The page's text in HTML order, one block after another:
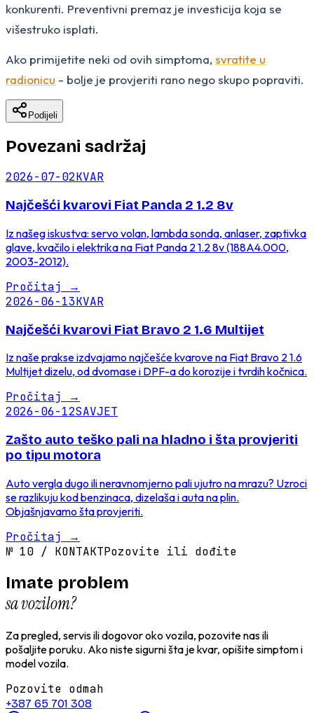
konkurenti. Preventivni premaz je investicija koja se
višestruko isplati.
Ako primijetite neki od ovih simptoma, svratite u
radionicu - bolje je provjeriti rano nego skupo popraviti.
Podijeli
Povezani sadržaj
2026-07-02KVAR
Najčešći kvarovi Fiat Panda 2 1.2 8v
Iz našeg iskustva: servo volan, lambda sonda, anlaser, zaptivka
glave, kvačilo i elektrika na Fiat Panda 2 1.2 8v (188A4.000,
2003-2012).
Pročitaj →
2026-06-13KVAR
Najčešći kvarovi Fiat Bravo 2 1.6 Multijet
Iz naše prakse izdvajamo najčešće kvarove na Fiat Bravo 2 1.6
Multijet dizelu, od dvomase i DPF-a do korozije i tvrdih kočnica.
Pročitaj →
2026-06-12SAVJET
Zašto auto teško pali na hladno i šta provjeriti
po tipu motora
Auto vergla dugo ili neravnomjerno pali ujutro na mrazu? Uzroci
se razlikuju kod benzinaca, dizelaša i auta na plin.
Objašnjavamo šta provjeriti.
Pročitaj →
№ 10 / KONTAKTPozovite ili dođite
Imate problem
sa vozilom?
Za pregled, servis ili dogovor oko vozila, pozovite nas ili
pošaljite poruku. Ako niste sigurni šta je kvar, opišite simptom i
model vozila.
Pozovite odmah
+387 65 701 308